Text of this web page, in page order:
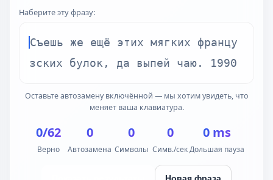
Наберите эту фразу:
Съешь же ещё этих мягких францу
зских булок , да выпей чаю. 1990
Оставьте автозамену включённой — мы хотим увидеть, что
меняет ваша клавиатура.
0/62
Верно
0
Автозамена
0
Символы
0
Симв./сек
0 ms
Дольшая пауза
Новая фраза